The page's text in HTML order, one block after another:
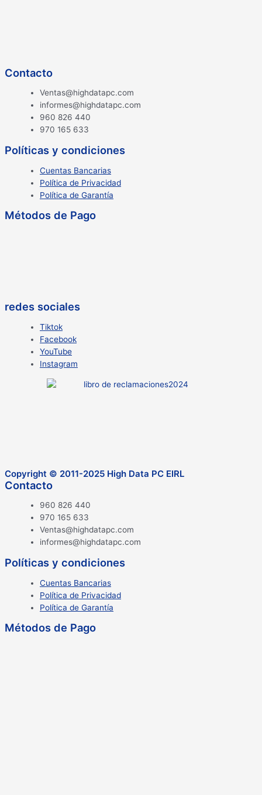
Contacto
Ventas@highdatapc.com
informes@highdatapc.com
960 826 440
970 165 633
Políticas y condiciones
Cuentas Bancarias
Política de Privacidad
Política de Garantía
Métodos de Pago
redes sociales
Tiktok
Facebook
YouTube
Instagram
Copyright © 2011-2025 High Data PC EIRL
Contacto
960 826 440
970 165 633
Ventas@highdatapc.com
informes@highdatapc.com
Políticas y condiciones
Cuentas Bancarias
Política de Privacidad
Política de Garantía
Métodos de Pago